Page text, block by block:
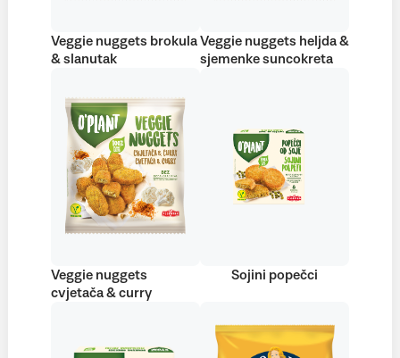
Veggie nuggets brokula
& slanutak
Veggie nuggets heljda &
sjemenke suncokreta
Veggie nuggets
cvjetača & curry
Sojini popečci